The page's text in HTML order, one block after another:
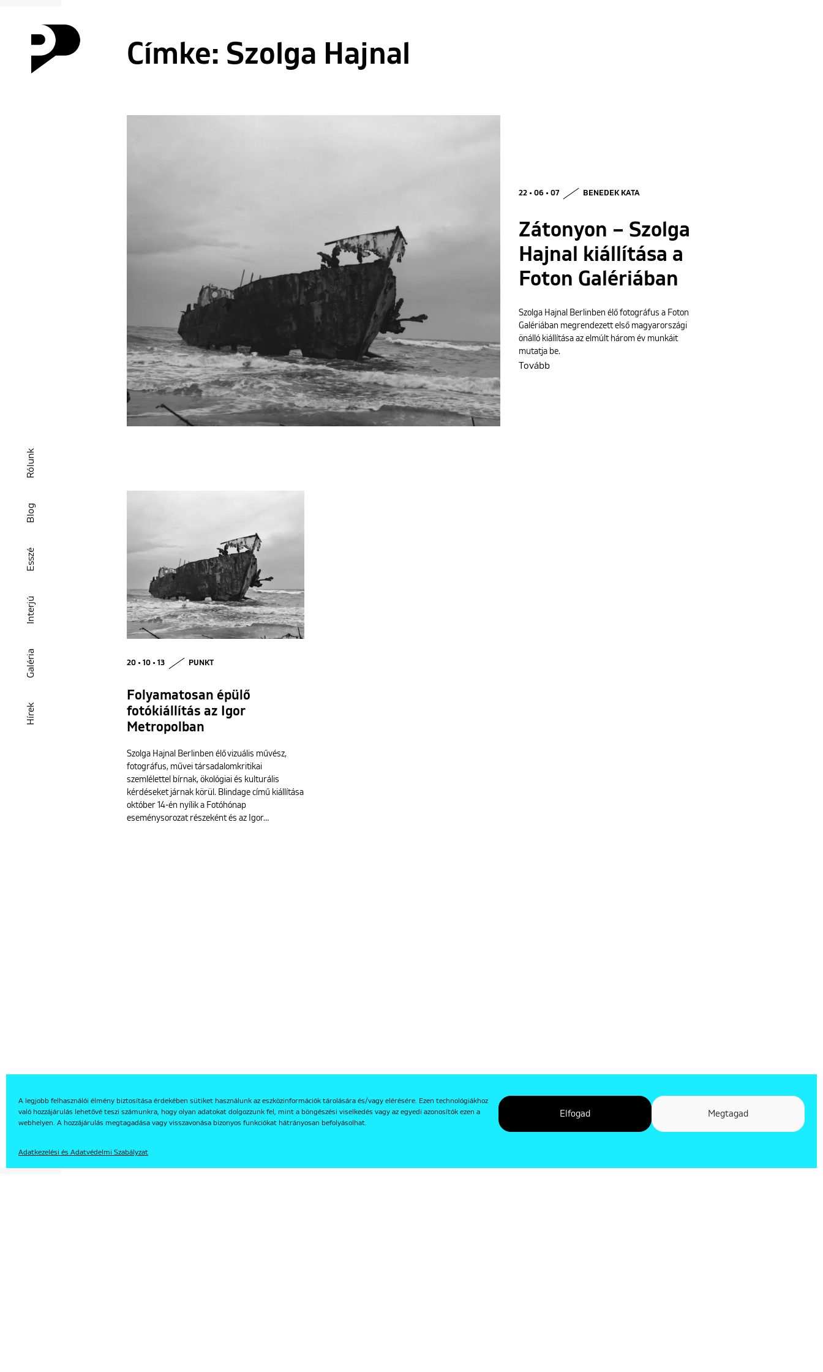
A legjobb felhasználói élmény biztosítása érdekében sütiket használunk az eszközinformációk tárolására és/vagy elérésére. Ezen technológiákhoz
való hozzájárulás lehetővé teszi számunkra, hogy olyan adatokat dolgozzunk fel, mint a böngészési viselkedés vagy az egyedi azonosítók ezen a
webhelyen. A hozzájárulás megtagadása vagy visszavonása bizonyos funkciókat hátrányosan befolyásolhat.
Elfogad Megtagad
Adatkezelési és Adatvédelmi Szabályzat
Hírek
Galéria
Interjú
Esszé
Blog
Rólunk
EN
Címke: Szolga Hajnal
22 • 06 • 07 BENEDEK KATA
Zátonyon – Szolga
Hajnal kiállítása a
Foton Galériában
Szolga Hajnal Berlinben élő fotográfus a Foton
Galériában megrendezett első magyarországi
önálló kiállítása az elmúlt három év munkáit
mutatja be.
Tovább
20 • 10 • 13 PUNKT
Folyamatosan épülő
fotókiállítás az Igor
Metropolban
Szolga Hajnal Berlinben élő vizuális művész,
fotográfus, művei társadalomkritikai
szemlélettel bírnak, ökológiai és kulturális
kérdéseket járnak körül. Blindage című kiállítása
október 14-én nyílik a Fotóhónap
eseménysorozat részeként és az Igor…